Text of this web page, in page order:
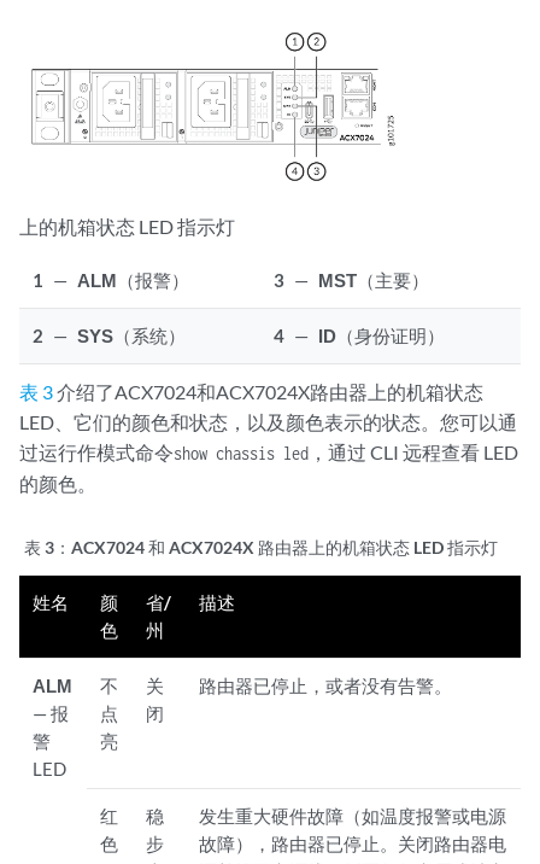
上的机箱状态 LED 指示灯
1 — ALM （报警） 3 — MST （主要）
2 — SYS （系统） 4 — ID （身份证明）
表 3介绍了ACX7024和ACX7024X路由器上的机箱状态
LED、它们的颜色和状态，以及颜色表示的状态。您可以通
过运行作模式命令show chassis led ，通过 CLI 远程查看 LED
的颜色。
表 3： ACX7024和 ACX7024X 路由器上的机箱状态 LED 指示灯
姓名
颜
色
省/
州
描述
ALM
— 报
警
LED
不
点
亮
关
闭
路由器已停止，或者没有告警。
红
色
稳
步
发生重大硬件故障（如温度报警或电源
故障），路由器已停止。关闭路由器电